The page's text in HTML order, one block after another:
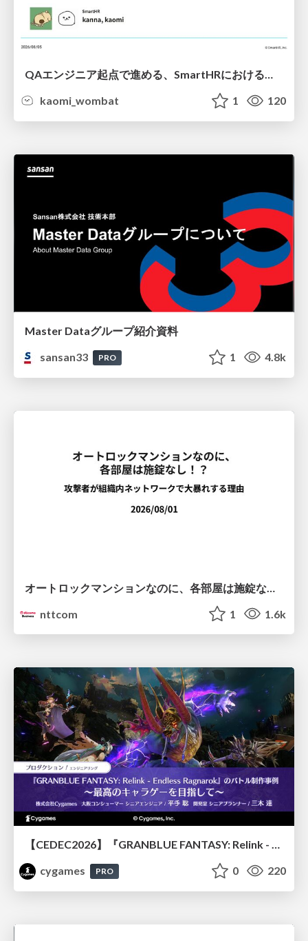
kaomi_wombat
1 120
Master Dataグループ紹介資料
sansan33
PRO 1 4.8k
nttcom
1 1.6k
【CEDEC2026】『GRANBLUE FANTASY: Relink - Endless Ragnarok』のバトル制作事例 ～最高のキャラゲーを目指して～
cygames
PRO 0 220